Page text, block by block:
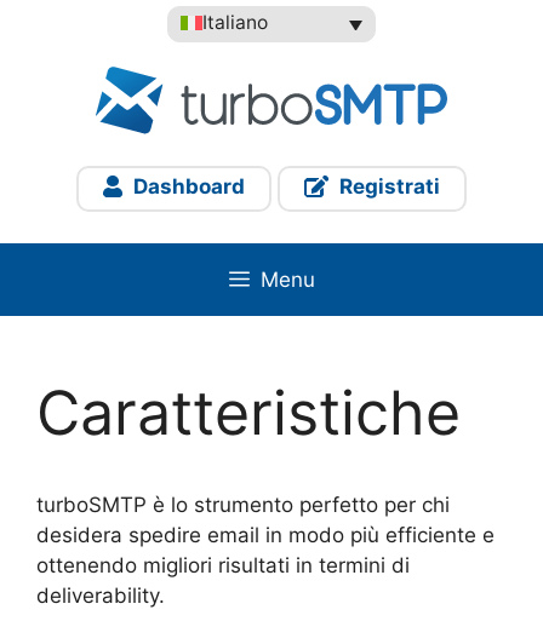
Italiano
Dashboard Registrati
Menu
Caratteristiche
turboSMTP è lo strumento perfetto per chi
desidera spedire email in modo più efficiente e
ottenendo migliori risultati in termini di
deliverability.